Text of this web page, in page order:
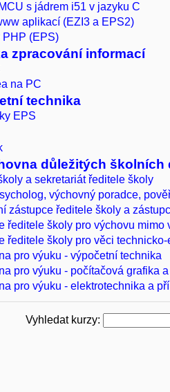
Programujeme MCU s jádrem i51 v jazyku C
Programování www aplikací (EZI3 a EPS2)
PHP (EPS)
zpracování informací
na PC
technika
EPS
důležitých školních
a sekretariát ředitele školy
výchovný poradce,
zástupce ředitele školy a
ředitele školy pro výchovu mimo
ředitele školy pro věci
pro výuku - výpočetní technika
pro výuku - počítačová grafika
pro výuku - elektrotechnika a
Vyhledat kurzy: